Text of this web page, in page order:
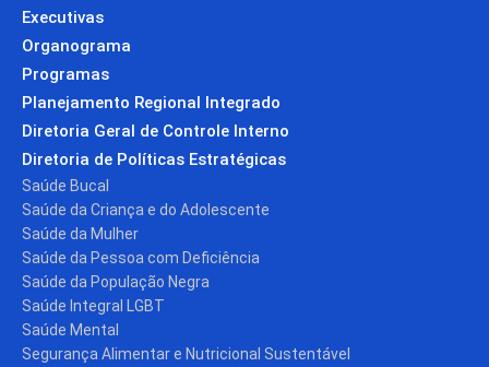
Executivas
Organograma
Programas
Planejamento Regional Integrado
Diretoria Geral de Controle Interno
Diretoria de Políticas Estratégicas
Saúde Bucal
Saúde da Criança e do Adolescente
Saúde da Mulher
Saúde da Pessoa com Deficiência
Saúde da População Negra
Saúde Integral LGBT
Saúde Mental
Segurança Alimentar e Nutricional Sustentável